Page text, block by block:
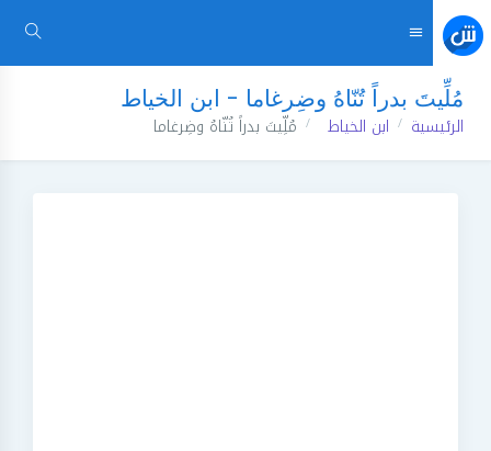
مُلِّيتَ بدراً تُنّاهُ وضِرغاما - ابن الخياط
الرئيسية ابن الخياط مُلِّيتَ بدراً تُنّاهُ وضِرغاما